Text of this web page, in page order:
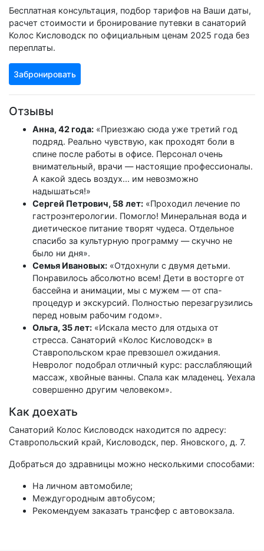
Бесплатная консультация, подбор тарифов на Ваши даты,
расчет стоимости и бронирование путевки в санаторий
Колос Кисловодск по официальным ценам 2025 года без
переплаты.
Забронировать
Отзывы
Анна, 42 года: «Приезжаю сюда уже третий год
подряд. Реально чувствую, как проходят боли в
спине после работы в офисе. Персонал очень
внимательный, врачи — настоящие профессионалы.
А какой здесь воздух... им невозможно
надышаться!»
Сергей Петрович, 58 лет: «Проходил лечение по
гастроэнтерологии. Помогло! Минеральная вода и
диетическое питание творят чудеса. Отдельное
спасибо за культурную программу — скучно не
было ни дня».
Семья Ивановых: «Отдохнули с двумя детьми.
Понравилось абсолютно всем! Дети в восторге от
бассейна и анимации, мы с мужем — от спа-
процедур и экскурсий. Полностью перезагрузились
перед новым рабочим годом».
Ольга, 35 лет: «Искала место для отдыха от
стресса. Санаторий «Колос Кисловодск» в
Ставропольском крае превзошел ожидания.
Невролог подобрал отличный курс: расслабляющий
массаж, хвойные ванны. Спала как младенец. Уехала
совершенно другим человеком».
Как доехать
Санаторий Колос Кисловодск находится по адресу:
Ставропольский край, Кисловодск, пер. Яновского, д. 7.
Добраться до здравницы можно несколькими способами:
На личном автомобиле;
Междугородным автобусом;
Рекомендуем заказать трансфер с автовокзала.